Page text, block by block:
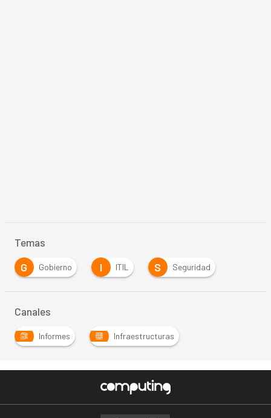
Temas
G
Gobierno I ITIL S Seguridad
Canales
Informes Infraestructuras